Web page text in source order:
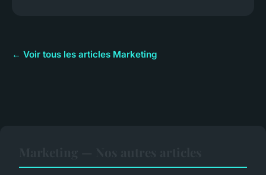
← Voir tous les articles Marketing